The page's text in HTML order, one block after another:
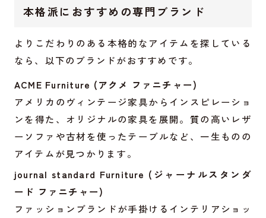
本格派におすすめの専門ブランド
よりこだわりのある本格的なアイテムを探している
なら、以下のブランドがおすすめです。
ACME Furniture (アクメ ファニチャー)
アメリカのヴィンテージ家具からインスピレーショ
ンを得た、オリジナルの家具を展開。質の高いレザ
ーソファや古材を使ったテーブルなど、一生ものの
アイテムが見つかります。
journal standard Furniture (ジャーナルスタンダ
ード ファニチャー)
ファッションブランドが手掛けるインテリアショッ